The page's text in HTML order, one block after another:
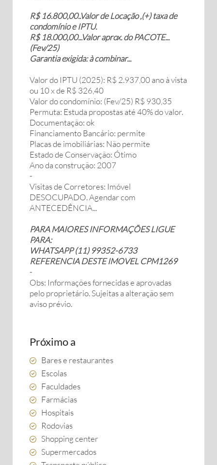
R$ 16.800,00..Valor de Locação ,(+) taxa de
condomínio e IPTU.
R$ 18.000,00...Valor aprox. do PACOTE...
(Fev/25)
Garantia exigida: à combinar...
Valor do IPTU (2025): R$ 2.937,00 ano à vista
ou 10 x de R$ 326,40
Valor do condomínio: (Fev/25) R$ 930,35
Permuta: Estuda propostas até 40% do valor.
Documentação: ok
Financiamento Bancário: permite
Placas de imobiliárias: Não permite
Estado de Conservação: Ótimo
Ano da construção: 2007
-
Visitas de Corretores: Imóvel
DESOCUPADO. Agendar com
ANTECEDÊNCIA...
PARA MAIORES INFORMAÇÕES LIGUE
PARA:
WHATSAPP (11) 99352-6733
REFERENCIA DESTE IMOVEL CPM1269
-
Obs: Informações fornecidas e aprovadas
pelo proprietário. Sujeitas a alteração sem
aviso prévio.
Próximo a
Bares e restaurantes
Escolas
Faculdades
Farmácias
Hospitais
Rodovias
Shopping center
Supermercados